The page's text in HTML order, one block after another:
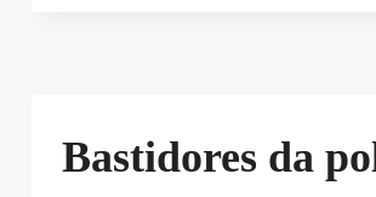
Bastidores da